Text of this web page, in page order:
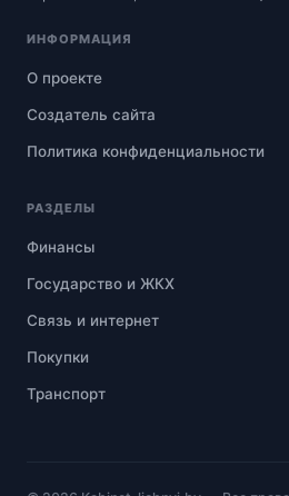
ИНФОРМАЦИЯ
О проекте
Создатель сайта
Политика конфиденциальности
РАЗДЕЛЫ
Финансы
Государство и ЖКХ
Связь и интернет
Покупки
Транспорт